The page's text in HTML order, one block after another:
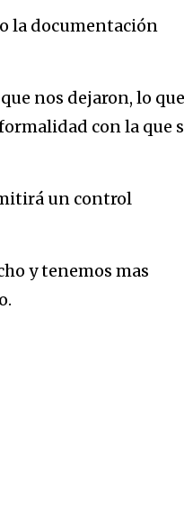
la documentación
nos dejaron, lo que
con la que
un control
y tenemos mas